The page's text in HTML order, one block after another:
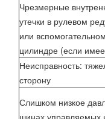
Чрезмерные
утечки в рулевом
или вспомогательном
цилиндре (если
Неисправность:
сторону
Слишком низкое